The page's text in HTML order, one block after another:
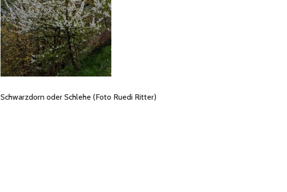
Schwarzdorn oder Schlehe (Foto Ruedi Ritter)